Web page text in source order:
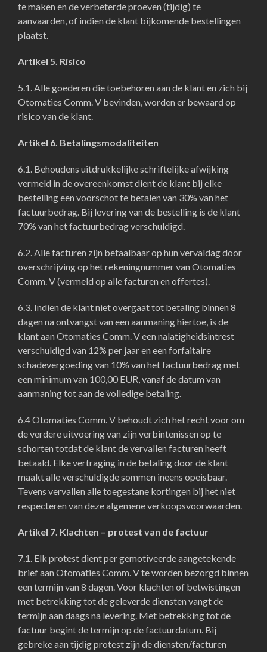
te maken en de verbeterde proeven (tijdig) te
aanvaarden, of indien de klant bijkomende bestellingen
plaatst.
Artikel 5. Risico
5.1. Alle goederen die toebehoren aan de klant en zich bij
Otomaties Comm. V bevinden, worden er bewaard op
risico van de klant.
Artikel 6. Betalingsmodaliteiten
6.1. Behoudens uitdrukkelijke schriftelijke afwijking
vermeld in de overeenkomst dient de klant bij elke
bestelling een voorschot te betalen van 30% van het
factuurbedrag. Bij levering van de bestelling is de klant
70% van het factuurbedrag verschuldigd.
6.2. Alle facturen zijn betaalbaar op hun vervaldag door
overschrijving op het rekeningnummer van Otomaties
Comm. V (vermeld op alle facturen en offertes).
6.3. Indien de klant niet overgaat tot betaling binnen 8
dagen na ontvangst van een aanmaning hiertoe, is de
klant aan Otomaties Comm. V een nalatigheidsintrest
verschuldigd van 12% per jaar en een forfaitaire
schadevergoeding van 10% van het factuurbedrag met
een minimum van 100,00 EUR, vanaf de datum van
aanmaning tot aan de volledige betaling.
6.4 Otomaties Comm. V behoudt zich het recht voor om
de verdere uitvoering van zijn verbintenissen op te
schorten totdat de klant de vervallen facturen heeft
betaald. Elke vertraging in de betaling door de klant
maakt alle verschuldigde sommen ineens opeisbaar.
Tevens vervallen alle toegestane kortingen bij het niet
respecteren van deze algemene verkoopsvoorwaarden.
Artikel 7. Klachten – protest van de factuur
7.1. Elk protest dient per gemotiveerde aangetekende
brief aan Otomaties Comm. V te worden bezorgd binnen
een termijn van 8 dagen. Voor klachten of betwistingen
met betrekking tot de geleverde diensten vangt de
termijn aan daags na levering. Met betrekking tot de
factuur begint de termijn op de factuurdatum. Bij
gebreke aan tijdig protest zijn de diensten/facturen